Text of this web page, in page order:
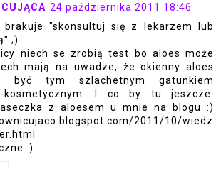
24 października 2011 18:46
brakuje "skonsultuj się z lekarzem lub
;)
niech se zrobią test bo aloes może
mają na uwadze, że okienny aloes
być tym szlachetnym gatunkiem
kosmetycznym. I co by tu jeszcze:
z aloesem u mnie na blogu :)
2011/10/wiedz
:)